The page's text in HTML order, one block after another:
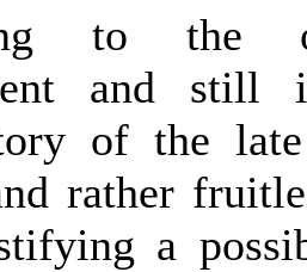
to the
and still
of the
rather
a